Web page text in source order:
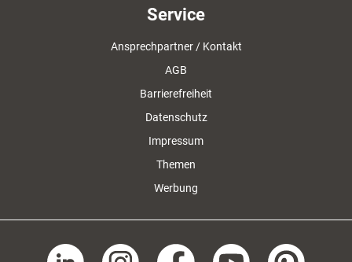
Service
Ansprechpartner / Kontakt
AGB
Barrierefreiheit
Datenschutz
Impressum
Themen
Werbung